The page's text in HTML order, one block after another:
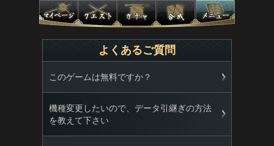
よくあるご質問
このゲームは無料ですか？
機種変更したいので、データ引継ぎの方法
を教えて下さい